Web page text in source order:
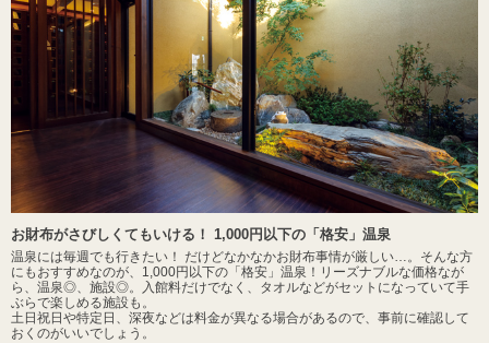
お財布がさびしくてもいける！ 1,000円以下の「格安」温泉
温泉には毎週でも行きたい！ だけどなかなかお財布事情が厳しい…。そんな方
にもおすすめなのが、1,000円以下の「格安」温泉！リーズナブルな価格なが
ら、温泉◎、施設◎。入館料だけでなく、タオルなどがセットになっていて手
ぶらで楽しめる施設も。
土日祝日や特定日、深夜などは料金が異なる場合があるので、事前に確認して
おくのがいいでしょう。